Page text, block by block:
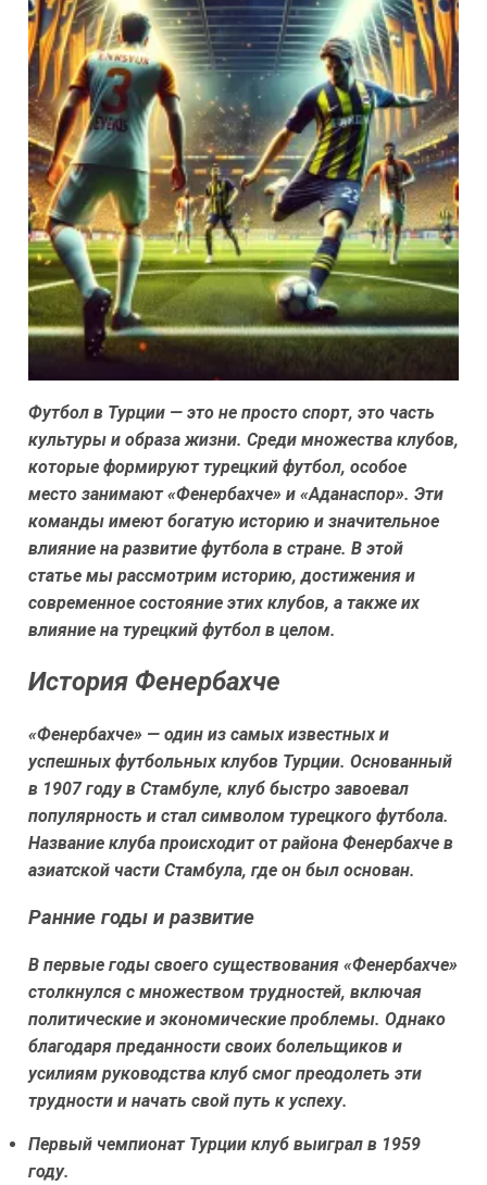
Футбол в Турции — это не просто спорт, это часть
культуры и образа жизни. Среди множества клубов,
которые формируют турецкий футбол, особое
место занимают «Фенербахче» и «Аданаспор». Эти
команды имеют богатую историю и значительное
влияние на развитие футбола в стране. В этой
статье мы рассмотрим историю, достижения и
современное состояние этих клубов, а также их
влияние на турецкий футбол в целом.
История Фенербахче
«Фенербахче» — один из самых известных и
успешных футбольных клубов Турции. Основанный
в 1907 году в Стамбуле, клуб быстро завоевал
популярность и стал символом турецкого футбола.
Название клуба происходит от района Фенербахче в
азиатской части Стамбула, где он был основан.
Ранние годы и развитие
В первые годы своего существования «Фенербахче»
столкнулся с множеством трудностей, включая
политические и экономические проблемы. Однако
благодаря преданности своих болельщиков и
усилиям руководства клуб смог преодолеть эти
трудности и начать свой путь к успеху.
Первый чемпионат Турции клуб выиграл в 1959
году.